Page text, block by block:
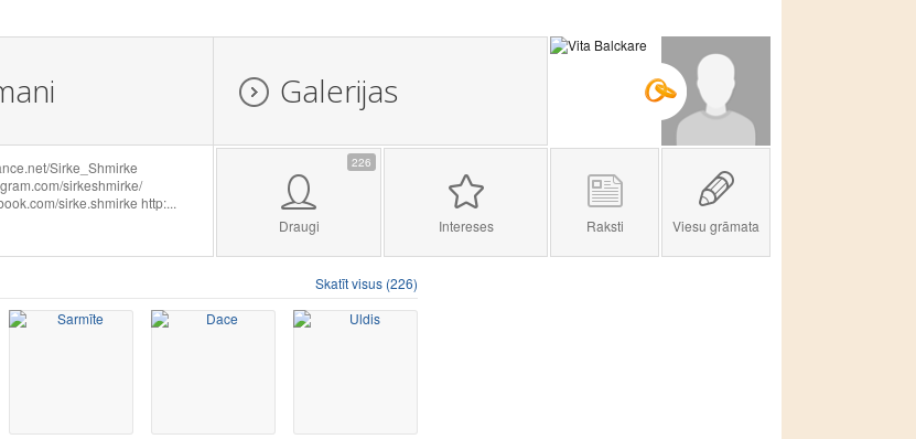
Galerijas
Sirke_Shmirke
sirkeshmirke/
sirke.shmirke http:...
226
Draugi Intereses Raksti Viesu grāmata
Skatīt visus (226)